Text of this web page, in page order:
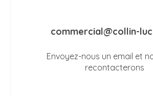
commercial@collin-
Envoyez-nous un email et
recontacterons